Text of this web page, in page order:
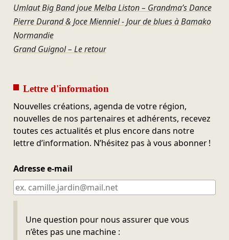
Umlaut Big Band joue Melba Liston – Grandma’s Dance
Pierre Durand & Joce Mienniel - Jour de blues à Bamako
Normandie
Grand Guignol – Le retour
Lettre d'information
Nouvelles créations, agenda de votre région,
nouvelles de nos partenaires et adhérents, recevez
toutes ces actualités et plus encore dans notre
lettre d’information. N’hésitez pas à vous abonner !
Adresse e-mail
Une question pour nous assurer que vous
n’êtes pas une machine :
Ne pas remplir